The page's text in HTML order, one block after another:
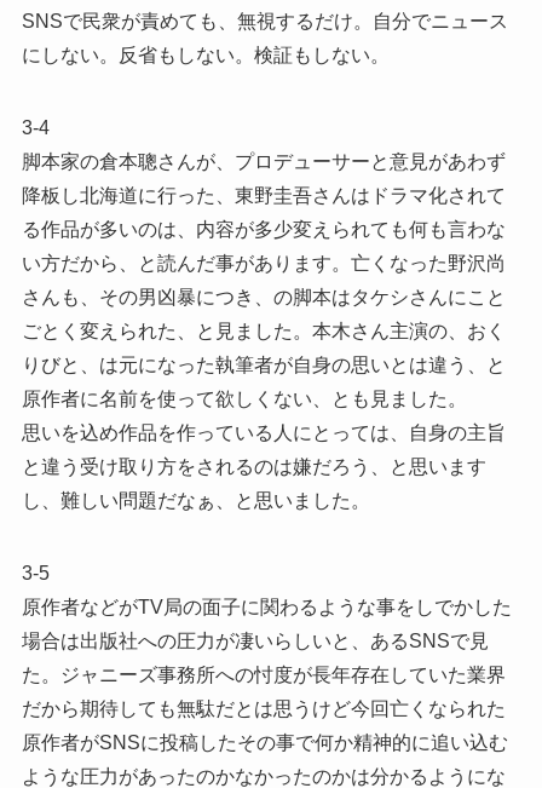
SNSで民衆が責めても、無視するだけ。自分でニュース
にしない。反省もしない。検証もしない。
3-4
脚本家の倉本聰さんが、プロデューサーと意見があわず
降板し北海道に行った、東野圭吾さんはドラマ化されて
る作品が多いのは、内容が多少変えられても何も言わな
い方だから、と読んだ事があります。亡くなった野沢尚
さんも、その男凶暴につき、の脚本はタケシさんにこと
ごとく変えられた、と見ました。本木さん主演の、おく
りびと、は元になった執筆者が自身の思いとは違う、と
原作者に名前を使って欲しくない、とも見ました。
思いを込め作品を作っている人にとっては、自身の主旨
と違う受け取り方をされるのは嫌だろう、と思います
し、難しい問題だなぁ、と思いました。
3-5
原作者などがTV局の面子に関わるような事をしでかした
場合は出版社への圧力が凄いらしいと、あるSNSで見
た。ジャニーズ事務所への忖度が長年存在していた業界
だから期待しても無駄だとは思うけど今回亡くなられた
原作者がSNSに投稿したその事で何か精神的に追い込む
ような圧力があったのかなかったのかは分かるようにな